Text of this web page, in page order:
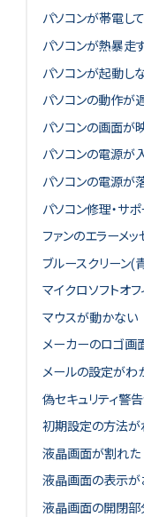
パソコンが帯電し
パソコンが熱暴走
パソコンが起動し
パソコンの動作が
パソコンの画面が
パソコンの電源が
パソコンの電源が
パソコン修理・サ
ファンのエラーメ
ブルースクリーン(
マイクロソフトオ
マウスが動かない
メーカーのロゴ画
メールの設定がわ
偽セキュリティ警
初期設定の方法が
液晶画面が割れた
液晶画面の表示が
液晶画面の開閉部